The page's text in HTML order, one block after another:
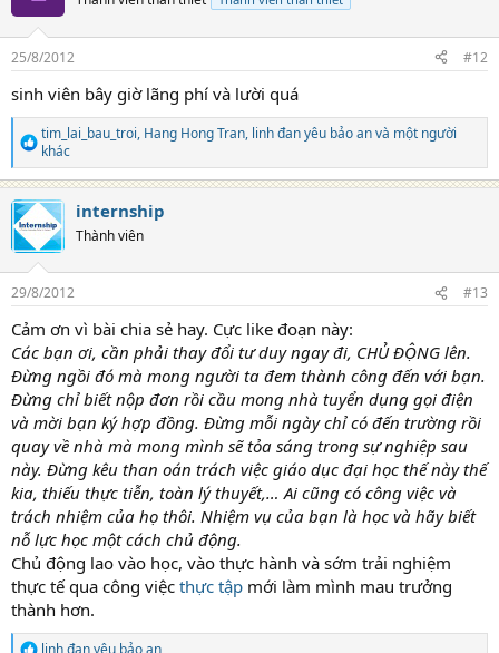
s
25/8/2012 #12
sinh viên bây giờ lãng phí và lười quá
R
e
a
c
t
i
o
n
s
:
tim_lai_bau_troi, Hang Hong Tran, linh đan yêu bảo anvà một người
khác
internship
Thành viên
29/8/2012 #13
Cảm ơn vì bài chia sẻ hay. Cực like đoạn này:
Các bạn ơi, cần phải thay đổi tư duy ngay đi, CHỦ ĐỘNG lên.
Đừng ngồi đó mà mong người ta đem thành công đến với bạn.
Đừng chỉ biết nộp đơn rồi cầu mong nhà tuyển dụng gọi điện
và mời bạn ký hợp đồng. Đừng mỗi ngày chỉ có đến trường rồi
quay về nhà mà mong mình sẽ tỏa sáng trong sự nghiệp sau
này. Đừng kêu than oán trách việc giáo dục đại học thế này thế
kia, thiếu thực tiễn, toàn lý thuyết,… Ai cũng có công việc và
trách nhiệm của họ thôi. Nhiệm vụ của bạn là học và hãy biết
nỗ lực học một cách chủ động.
Chủ động lao vào học, vào thực hành và sớm trải nghiệm
thực tế qua công việc thực tập mới làm mình mau trưởng
thành hơn.
linh đan yêu bảo an